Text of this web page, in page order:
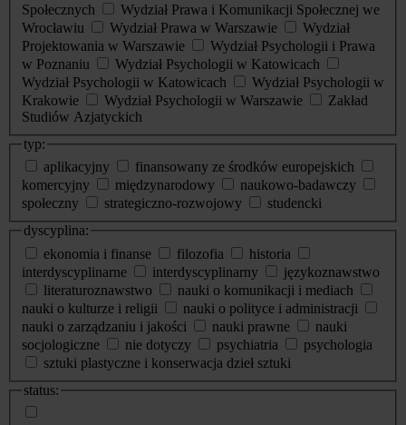
Społecznych
Wydział Prawa i Komunikacji Społecznej we
Wrocławiu
Wydział Prawa w Warszawie
Wydział
Projektowania w Warszawie
Wydział Psychologii i Prawa
w Poznaniu
Wydział Psychologii w Katowicach
Wydział Psychologii w Katowicach
Wydział Psychologii w
Krakowie
Wydział Psychologii w Warszawie
Zakład
Studiów Azjatyckich
typ:
aplikacyjny
finansowany ze środków europejskich
komercyjny
międzynarodowy
naukowo-badawczy
społeczny
strategiczno-rozwojowy
studencki
dyscyplina:
ekonomia i finanse
filozofia
historia
interdyscyplinarne
interdyscyplinarny
językoznawstwo
literaturoznawstwo
nauki o komunikacji i mediach
nauki o kulturze i religii
nauki o polityce i administracji
nauki o zarządzaniu i jakości
nauki prawne
nauki
socjologiczne
nie dotyczy psychiatria
psychologia
sztuki plastyczne i konserwacja dzieł sztuki
status: